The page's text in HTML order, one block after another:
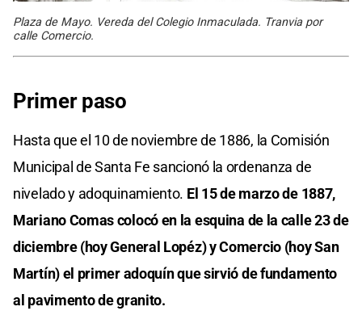
Plaza de Mayo. Vereda del Colegio Inmaculada. Tranvia por
calle Comercio.
Primer paso
Hasta que el 10 de noviembre de 1886, la Comisión
Municipal de Santa Fe sancionó la ordenanza de
nivelado y adoquinamiento. El 15 de marzo de 1887,
Mariano Comas colocó en la esquina de la calle 23 de
diciembre (hoy General Lopéz) y Comercio (hoy San
Martín) el primer adoquín que sirvió de fundamento
al pavimento de granito.